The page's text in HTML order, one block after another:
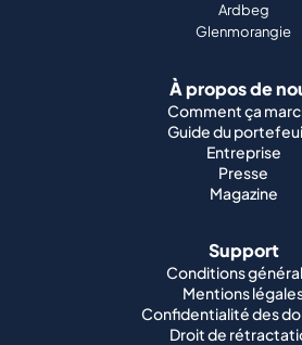
Ardbeg
Glenmorangie
À propos de
Comment ça
Guide du
Entreprise
Presse
Magazine
Support
Conditions
Mentions
Confidentialité des
Droit de